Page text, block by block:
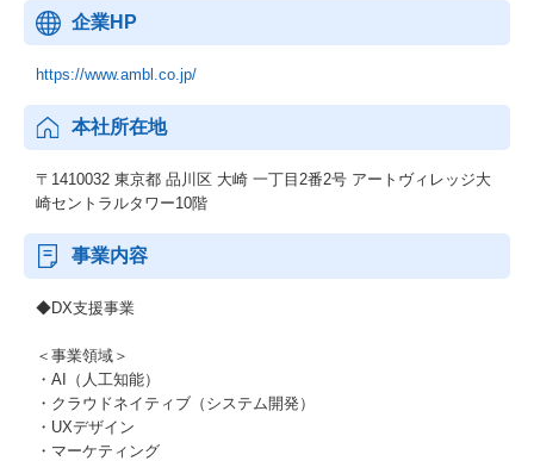
企業HP
https://www.ambl.co.jp/
本社所在地
〒1410032 東京都 品川区 大崎 一丁目2番2号 アートヴィレッジ大
崎セントラルタワー10階
事業内容
◆DX支援事業
＜事業領域＞
・AI（人工知能）
・クラウドネイティブ（システム開発）
・UXデザイン
・マーケティング